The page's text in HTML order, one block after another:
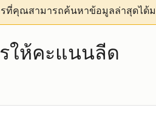
ที่คุณสามารถค้นหาข้อมูลล่าสุดได้
ให้คะแนนลีด